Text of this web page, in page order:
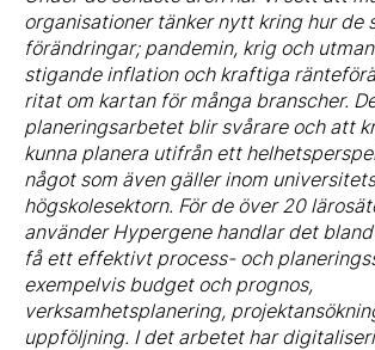
organisationer tänker nytt kring hur de
förändringar; pandemin, krig och
stigande inflation och kraftiga
ritat om kartan för många branscher.
planeringsarbetet blir svårare och att
kunna planera utifrån ett
något som även gäller inom
högskolesektorn. För de över 20
använder Hypergene handlar det
få ett effektivt process- och
exempelvis budget och prognos,
verksamhetsplanering,
uppföljning. I det arbetet har